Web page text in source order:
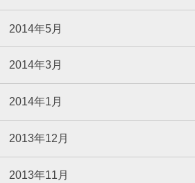
2014年5月
2014年3月
2014年1月
2013年12月
2013年11月